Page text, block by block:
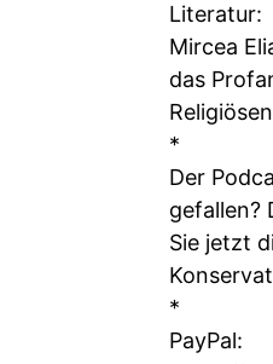
Literatur:
Mircea
das
*
Der
gefallen?
Sie jetzt
*
PayPal: